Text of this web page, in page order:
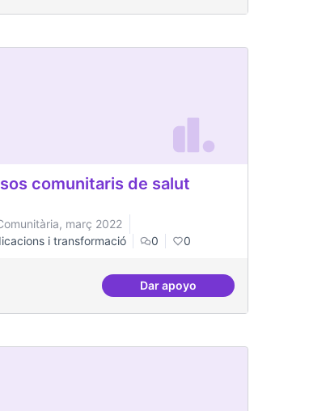
comunitaris de salut
març 2022
i transformació
0 0
Dar apoyoProcessos comunitaris de